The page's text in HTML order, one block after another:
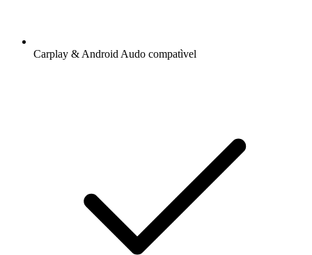
Carplay & Android Audo compatìvel